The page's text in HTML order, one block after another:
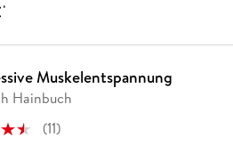
*
Muskelentspannung
Hainbuch
(11)